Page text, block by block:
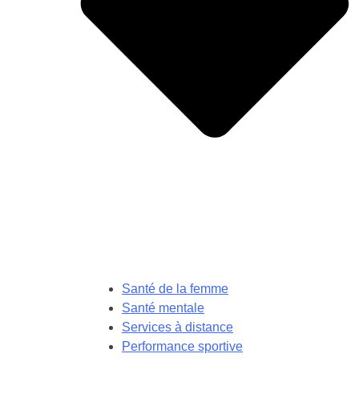
Santé de la femme
Santé mentale
Services à distance
Performance sportive